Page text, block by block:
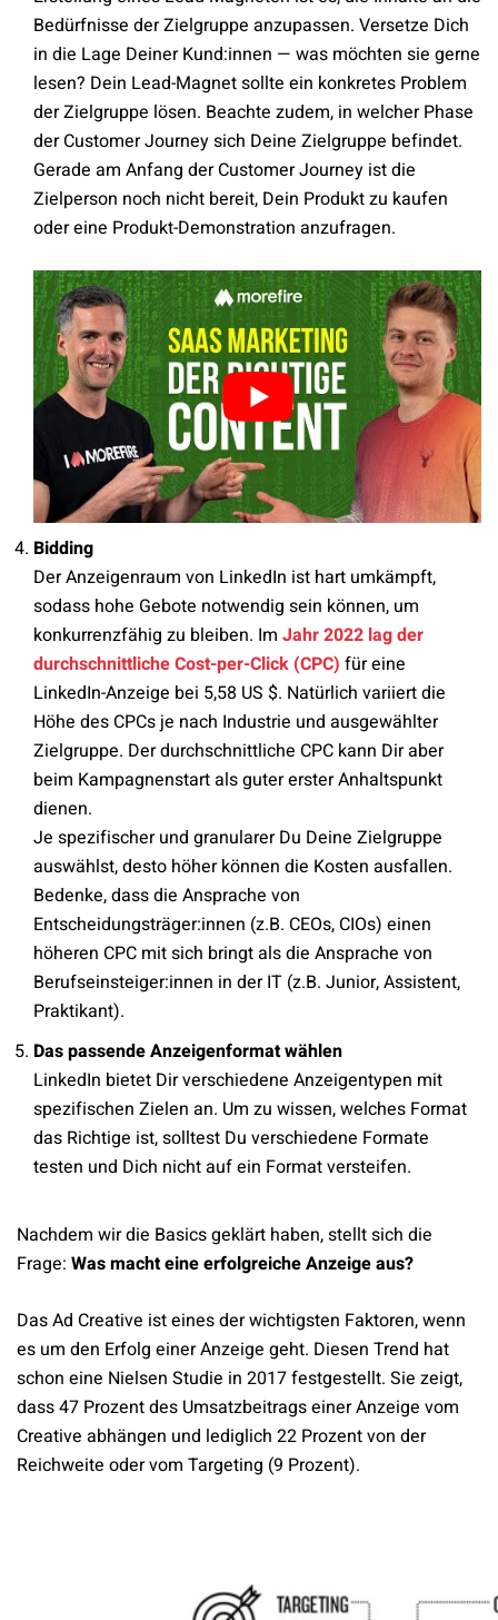
Bedürfnisse der Zielgruppe anzupassen. Versetze Dich
in die Lage Deiner Kund:innen — was möchten sie gerne
lesen? Dein Lead-Magnet sollte ein konkretes Problem
der Zielgruppe lösen. Beachte zudem, in welcher Phase
der Customer Journey sich Deine Zielgruppe befindet.
Gerade am Anfang der Customer Journey ist die
Zielperson noch nicht bereit, Dein Produkt zu kaufen
oder eine Produkt-Demonstration anzufragen.
Bidding
Der Anzeigenraum von LinkedIn ist hart umkämpft,
sodass hohe Gebote notwendig sein können, um
konkurrenzfähig zu bleiben. Im Jahr 2022 lag der
durchschnittliche Cost-per-Click (CPC) für eine
LinkedIn-Anzeige bei 5,58 US $. Natürlich variiert die
Höhe des CPCs je nach Industrie und ausgewählter
Zielgruppe. Der durchschnittliche CPC kann Dir aber
beim Kampagnenstart als guter erster Anhaltspunkt
dienen.
Je spezifischer und granularer Du Deine Zielgruppe
auswählst, desto höher können die Kosten ausfallen.
Bedenke, dass die Ansprache von
Entscheidungsträger:innen (z.B. CEOs, CIOs) einen
höheren CPC mit sich bringt als die Ansprache von
Berufseinsteiger:innen in der IT (z.B. Junior, Assistent,
Praktikant).
Das passende Anzeigenformat wählen
LinkedIn bietet Dir verschiedene Anzeigentypen mit
spezifischen Zielen an. Um zu wissen, welches Format
das Richtige ist, solltest Du verschiedene Formate
testen und Dich nicht auf ein Format versteifen.
Nachdem wir die Basics geklärt haben, stellt sich die
Frage: Was macht eine erfolgreiche Anzeige aus?
Das Ad Creative ist eines der wichtigsten Faktoren, wenn
es um den Erfolg einer Anzeige geht. Diesen Trend hat
schon eine Nielsen Studie in 2017 festgestellt. Sie zeigt,
dass 47 Prozent des Umsatzbeitrags einer Anzeige vom
Creative abhängen und lediglich 22 Prozent von der
Reichweite oder vom Targeting (9 Prozent).